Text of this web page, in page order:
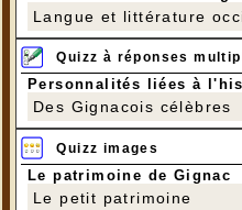
Langue et littérature
Quizz à réponses
Personnalités liées à
Des Gignacois célèbres
Quizz images
Le patrimoine de Gignac
Le petit patrimoine